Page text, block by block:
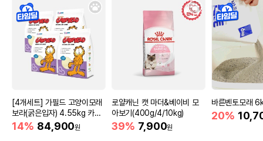
[4개세트] 가필드 고양이모래
보라(굵은입자) 4.55kg 카사
바모래
14% 84,900원
로얄캐닌 캣 마더&베이비 모
아보기(400g/4/10kg)
39% 7,900원
바른벤토모래
20%